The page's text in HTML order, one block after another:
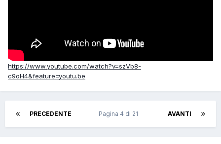
https://www.youtube.com/watch?v=szVb8-
c9oH4&feature=youtu.be
PRECEDENTE AVANTI
Pagina 4 di 21